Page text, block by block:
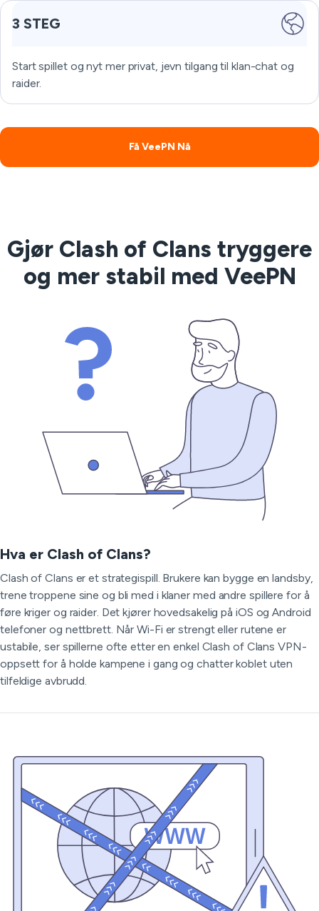
3 STEG
Start spillet og nyt mer privat, jevn tilgang til klan-chat og
raider.
Få VeePN Nå
Gjør Clash of Clans tryggere
og mer stabil med VeePN
Hva er Clash of Clans?
Clash of Clans er et strategispill. Brukere kan bygge en landsby,
trene troppene sine og bli med i klaner med andre spillere for å
føre kriger og raider. Det kjører hovedsakelig på iOS og Android
telefoner og nettbrett. Når Wi-Fi er strengt eller rutene er
ustabile, ser spillerne ofte etter en enkel Clash of Clans VPN-
oppsett for å holde kampene i gang og chatter koblet uten
tilfeldige avbrudd.